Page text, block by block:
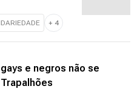
+ 4
e negros não se